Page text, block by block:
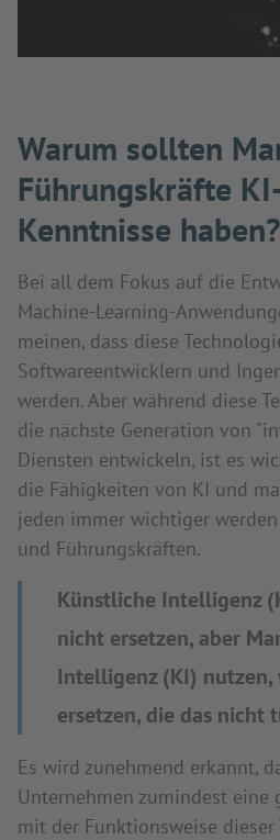
Warum sollten
Führungskräfte
Kenntnisse haben?
Bei all dem Fokus auf die
Machine-Learning-
meinen, dass diese
Softwareentwicklern und
werden. Aber während diese
die nächste Generation von
Diensten entwickeln, ist es
die Fähigkeiten von KI und
jeden immer wichtiger
und Führungskräften.
Künstliche Intelligenz
nicht ersetzen, aber
Intelligenz (KI) nutzen,
ersetzen, die das nicht
Es wird zunehmend erkannt,
Unternehmen zumindest eine
mit der Funktionsweise